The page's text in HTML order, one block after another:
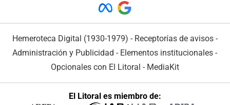
Hemeroteca Digital (1930-1979) - Receptorías de avisos -
Administración y Publicidad - Elementos institucionales -
Opcionales con El Litoral - MediaKit
El Litoral es miembro de: